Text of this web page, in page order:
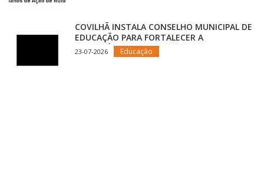
COVILHÃ INSTALA CONSELHO MUNICIPAL DE
EDUCAÇÃO PARA FORTALECER A
ESTRATÉGIA EDUCATIVA DO CONCELHO
23-07-2026 Educação